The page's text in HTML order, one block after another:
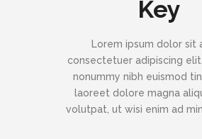
Key
Lorem ipsum dolor sit
consectetuer adipiscing
nonummy nibh euismod
laoreet dolore magna
volutpat, ut wisi enim ad